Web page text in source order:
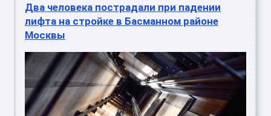
Два человека пострадали при падении
лифта на стройке в Басманном районе
Москвы